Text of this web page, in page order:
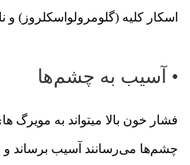
اسکار کلیه (گلومرولواسکلروز) و
• آسیب به چشم‌ها
فشار خون بالا میتواند به مویرگ
چشم‌ها می‌رسانند آسیب برساند و